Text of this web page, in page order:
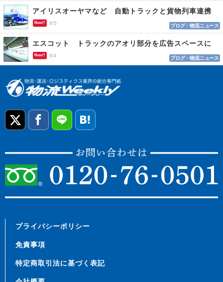
アイリスオーヤマなど 自動トラックと貨物列車連携
New!! 8/5 ブログ・物流ニュース
エスコット トラックのアオリ部分を広告スペースに
New!! 8/4 ブログ・物流ニュース
プライバシーポリシー
免責事項
特定商取引法に基づく表記